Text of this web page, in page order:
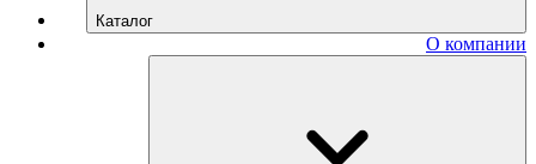
Каталог
О компании